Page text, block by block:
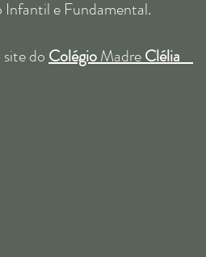
Infantil e Fundamental.
site doColégioMadreClélia